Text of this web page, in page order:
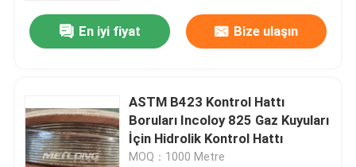
En iyi fiyat Bize ulaşın
ASTM B423 Kontrol Hattı
Boruları Incoloy 825 Gaz Kuyuları
İçin Hidrolik Kontrol Hattı
MOQ：1000 Metre